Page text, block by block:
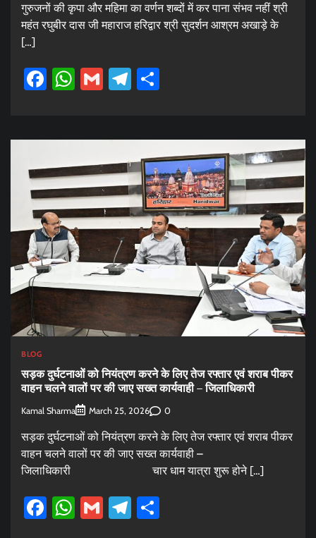
गुरुजनों की कृपा और महिमा का वर्णन शब्दों में कर पाना संभव नहीं श्री
महंत रघुबीर दास जी महाराज हरिद्वार श्री सुदर्शन आश्रम अखाड़े के
[…]
Facebook
WhatsApp
GmailTelegram
BLOG
सड़क दुर्घटनाओं को नियंत्रण करने के लिए तेज रफ्तार एवं शराब पीकर
वाहन चलने वालों पर की जाए सख्त कार्यवाही – जिलाधिकारी
Kamal Sharma March 25, 2026 0
सड़क दुर्घटनाओं को नियंत्रण करने के लिए तेज रफ्तार एवं शराब पीकर
वाहन चलने वालों पर की जाए सख्त कार्यवाही –
जिलाधिकारी चार धाम यात्रा शुरू होने […]
Facebook
WhatsApp
GmailTelegram